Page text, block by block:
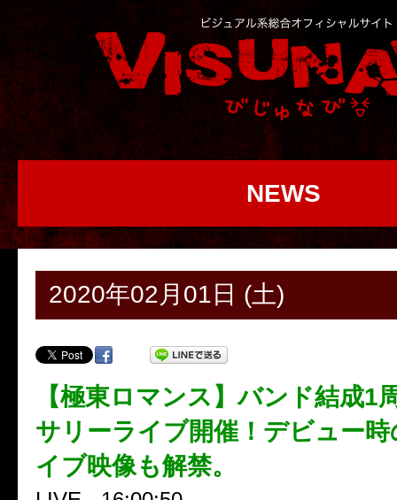
NEWS
2020年02月01日 (土)
【極東ロマンス】バンド結成1
サリーライブ開催！デビュー
イブ映像も解禁。